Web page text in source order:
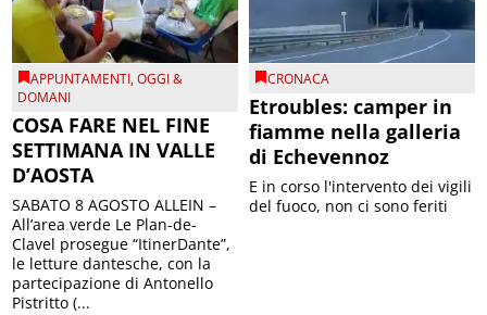
APPUNTAMENTI,OGGI &
DOMANI
COSA FARE NEL FINE
SETTIMANA IN VALLE
D’AOSTA
SABATO 8 AGOSTO ALLEIN –
All’area verde Le Plan-de-
Clavel prosegue “ItinerDante”,
le letture dantesche, con la
partecipazione di Antonello
Pistritto (...
CRONACA
Etroubles: camper in
fiamme nella galleria
di Echevennoz
E in corso l'intervento dei vigili
del fuoco, non ci sono feriti